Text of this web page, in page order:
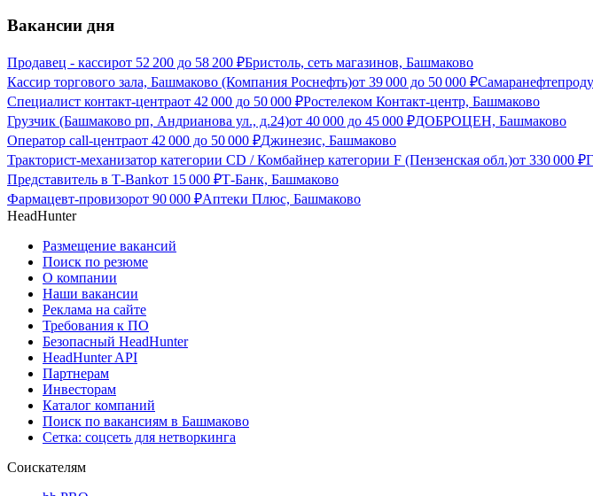
Вакансии дня
Продавец - кассирот 52 200 до 58 200 ₽Бристоль, сеть магазинов, Башмаково
Кассир торгового зала, Башмаково (Компания Роснефть)от 39 000 до 50 000 ₽
Специалист контакт-центраот 42 000 до 50 000 ₽Ростелеком Контакт-центр, Башмаково
Грузчик (Башмаково рп, Андрианова ул., д.24)от 40 000 до 45 000 ₽ДОБРОЦЕН, Башмаково
Оператор call-центраот 42 000 до 50 000 ₽Джинезис, Башмаково
Тракторист-механизатор категории CD / Комбайнер категории F (Пензенская обл.)от 330 000 ₽
Представитель в Т-Bankот 15 000 ₽Т-Банк, Башмаково
Фармацевт-провизорот 90 000 ₽Аптеки Плюс, Башмаково
HeadHunter
Размещение вакансий
Поиск по резюме
О компании
Наши вакансии
Реклама на сайте
Требования к ПО
Безопасный HeadHunter
HeadHunter API
Партнерам
Инвесторам
Каталог компаний
Поиск по вакансиям в Башмаково
Сетка: соцсеть для нетворкинга
Соискателям